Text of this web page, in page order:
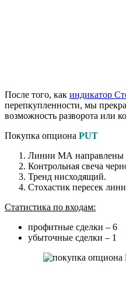
После того, как индикатор
перепкупленности, мы
возможность разворота или
Покупка опциона PUT
Линии МА направлены
Контрольная свеча
Тренд нисходящий.
Стохастик пересек
Статистика по входам:
профитные сделки – 6
убыточные сделки – 1